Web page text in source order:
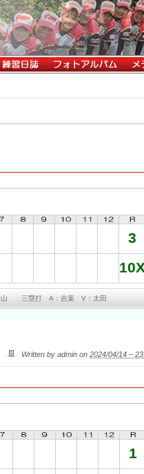
3
山 三塁打 A：吉葉 V：太田
Written by admin on 2024/04/14 –
1